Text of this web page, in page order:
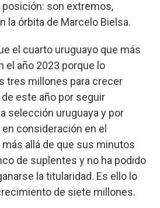
son extremos,
la órbita de Marcelo Bielsa.
el cuarto uruguayo que más
el año 2023 porque lo
tres millones para crecer
este año por seguir
selección uruguaya y por
consideración en el
allá de que sus minutos
de suplentes y no ha podido
la titularidad. Es ello lo
de siete millones.